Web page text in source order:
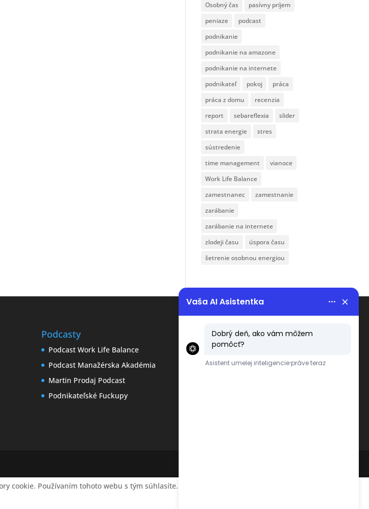
Osobný čas
pasívny príjem
peniaze
podcast
podnikanie
podnikanie na amazone
podnikanie na internete
podnikateľ
pokoj
práca
práca z domu
recenzia
report
sebareflexia
slider
strata energie
stres
sústredenie
time management
vianoce
Work Life Balance
zamestnanec
zamestnanie
zarábanie
zarábanie na internete
zlodeji času
úspora času
šetrenie osobnou energiou
Podcasty
Podcast Work Life Balance
Podcast Manažérska Akadémia
Martin Prodaj Podcast
Podnikateľské Fuckupy
Obchodné podmienky
Ochrana osobných údajov
cookie. Používaním tohoto webu s tým súhlasíte.